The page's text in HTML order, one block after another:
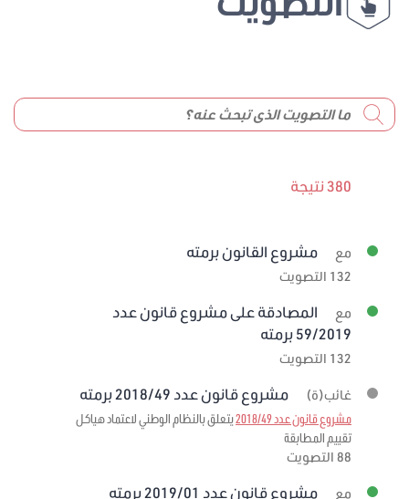
380 نتيجة
مع مشروع القانون برمته
132 التصويت
مع
المصادقة على مشروع قانون عدد
59/2019 برمته
132 التصويت
غائب(ة) مشروع قانون عدد 2018/49 برمته
مشروع قانون عدد 2018/49
يتعلق بالنظام الوطني لاعتماد هياكل
تقييم المطابقة
88 التصويت
مع مشروع قانون عدد 2019/01 برمته